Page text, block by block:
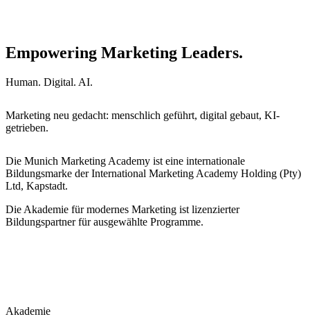
Empowering Marketing Leaders.
Human. Digital. AI.
Marketing neu gedacht: menschlich geführt, digital gebaut, KI-
getrieben.
Die Munich Marketing Academy ist eine internationale
Bildungsmarke der International Marketing Academy Holding (Pty)
Ltd, Kapstadt.
Die Akademie für modernes Marketing ist lizenzierter
Bildungspartner für ausgewählte Programme.
Akademie